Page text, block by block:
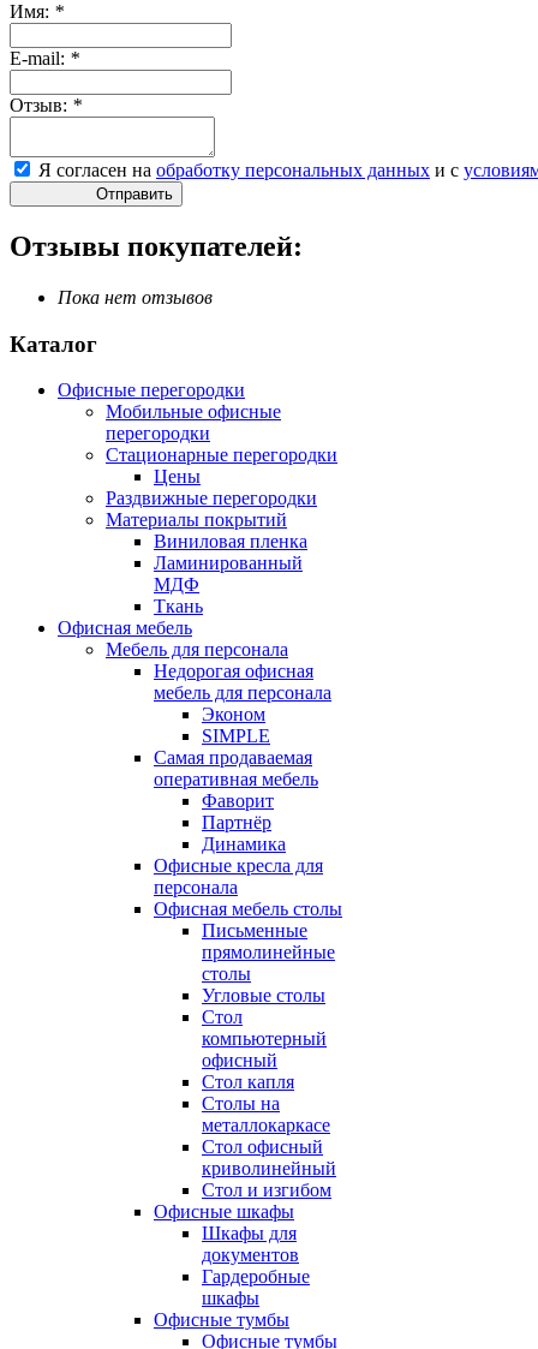
Имя: *
E-mail: *
Отзыв: *
Я согласен на обработку персональных данных и с
Отправить
Отзывы покупателей:
Пока нет отзывов
Каталог
Офисные перегородки
Мобильные офисные
перегородки
Стационарные перегородки
Цены
Раздвижные перегородки
Материалы покрытий
Виниловая пленка
Ламинированный
МДФ
Ткань
Офисная мебель
Мебель для персонала
Недорогая офисная
мебель для персонала
Эконом
SIMPLE
Самая продаваемая
оперативная мебель
Фаворит
Партнёр
Динамика
Офисные кресла для
персонала
Офисная мебель столы
Письменные
прямолинейные
столы
Угловые столы
Стол
компьютерный
офисный
Стол капля
Столы на
металлокаркасе
Стол офисный
криволинейный
Стол и изгибом
Офисные шкафы
Шкафы для
документов
Гардеробные
шкафы
Офисные тумбы
Офисные тумбы